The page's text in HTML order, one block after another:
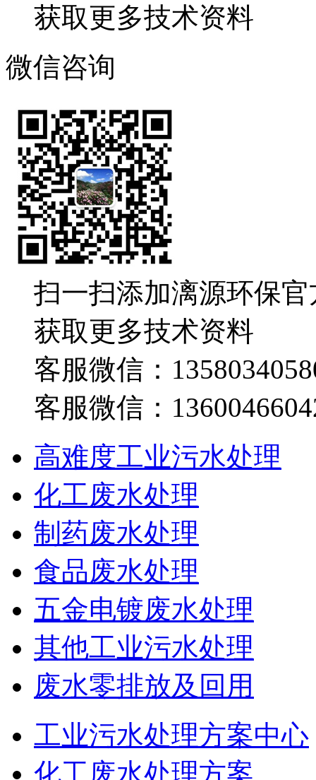
获取更多技术资料
微信咨询
扫一扫添加漓源环保
获取更多技术资料
客服微信：
客服微信：
高难度工业污水处理
化工废水处理
制药废水处理
食品废水处理
五金电镀废水处理
其他工业污水处理
废水零排放及回用
工业污水处理方案中心
化工废水处理方案